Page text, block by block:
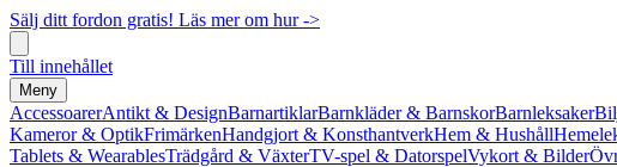
Sälj ditt fordon gratis! Läs mer om hur ->
Till innehållet
Meny
AccessoarerAntikt & DesignBarnartiklarBarnkläder & BarnskorBarnleksaker
Kameror & OptikFrimärkenHandgjort & KonsthantverkHem & Hushåll
Tablets & WearablesTrädgård & VäxterTV-spel & DatorspelVykort & Bilder